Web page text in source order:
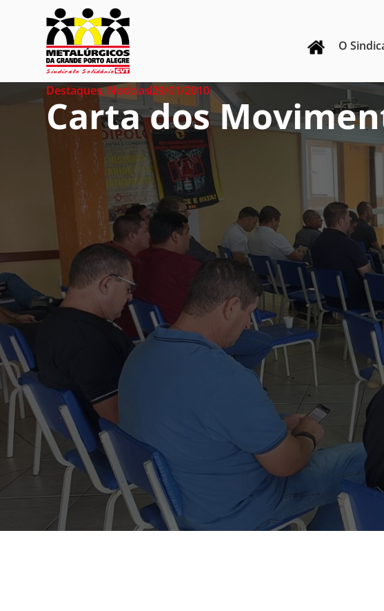
O
Destaques,Notícias29/01/2010
Carta dos